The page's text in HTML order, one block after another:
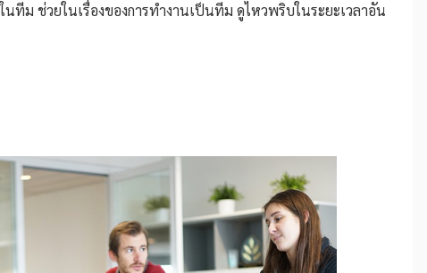
นทีม ช่วยในเรื่องของการทำงานเป็นทีม ดูไหวพริบในระยะเวลาอัน